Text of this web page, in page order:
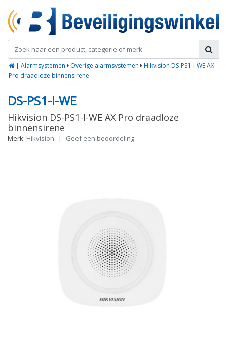
| Alarmsystemen Overige alarmsystemen
Hikvision DS-PS1-I-WE AX
Pro draadloze binnensirene
DS-PS1-I-WE
Hikvision DS-PS1-I-WE AX Pro draadloze
binnensirene
Merk: Hikvision | Geef een beoordeling